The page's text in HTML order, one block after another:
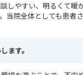
しやすい、明るくて暖
当院全体としても患者
ます。